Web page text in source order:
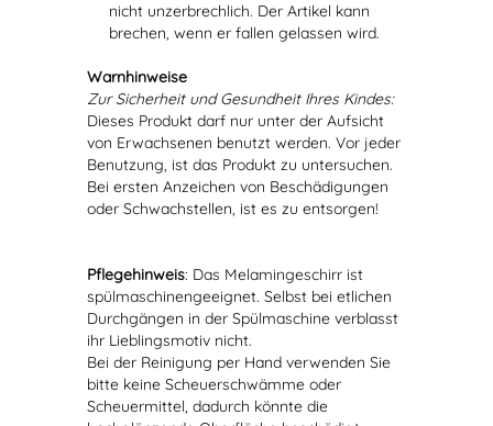
nicht unzerbrechlich. Der Artikel kann
brechen, wenn er fallen gelassen wird.
Warnhinweise
Zur Sicherheit und Gesundheit Ihres Kindes:
Dieses Produkt darf nur unter der Aufsicht
von Erwachsenen benutzt werden. Vor jeder
Benutzung, ist das Produkt zu untersuchen.
Bei ersten Anzeichen von Beschädigungen
oder Schwachstellen, ist es zu entsorgen!
Pflegehinweis: Das Melamingeschirr ist
spülmaschinengeeignet. Selbst bei etlichen
Durchgängen in der Spülmaschine verblasst
ihr Lieblingsmotiv nicht.
Bei der Reinigung per Hand verwenden Sie
bitte keine Scheuerschwämme oder
Scheuermittel, dadurch könnte die